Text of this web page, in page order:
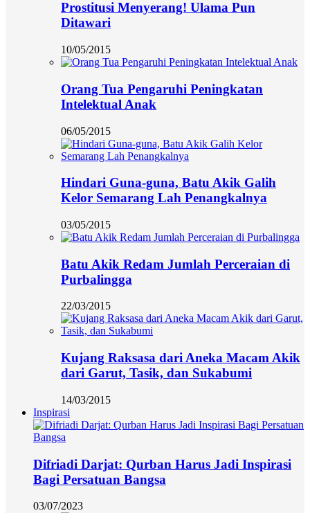
Prostitusi Menyerang! Ulama Pun
Ditawari
10/05/2015
Orang Tua Pengaruhi Peningkatan
Intelektual Anak
06/05/2015
Hindari Guna-guna, Batu Akik Galih
Kelor Semarang Lah Penangkalnya
03/05/2015
Batu Akik Redam Jumlah Perceraian di
Purbalingga
22/03/2015
Kujang Raksasa dari Aneka Macam Akik
dari Garut, Tasik, dan Sukabumi
14/03/2015
Inspirasi
Difriadi Darjat: Qurban Harus Jadi Inspirasi
Bagi Persatuan Bangsa
03/07/2023